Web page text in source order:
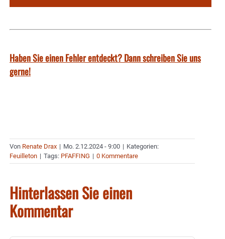
Haben Sie einen Fehler entdeckt? Dann schreiben Sie uns
gerne!
Von Renate Drax | Mo. 2.12.2024 - 9:00 | Kategorien:
Feuilleton | Tags: PFAFFING | 0 Kommentare
Hinterlassen Sie einen
Kommentar